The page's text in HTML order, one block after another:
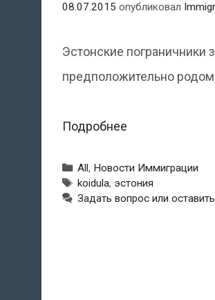
в
центр
08.07.2015 опубликовал
Эстонские пограничники
предположительно родом
Подробнее
задержали
троих
Рубрики
All, Новости Иммиграции
Метки
koidula, эстония
Задать вопрос или